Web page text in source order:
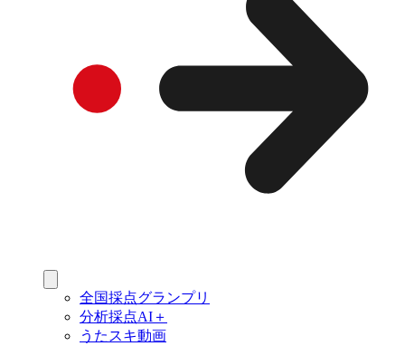
全国採点グランプリ
分析採点AI＋
うたスキ動画